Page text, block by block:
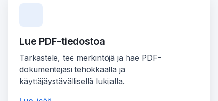
Lue PDF-tiedostoa
Tarkastele, tee merkintöjä ja hae PDF-
dokumentejasi tehokkaalla ja
käyttäjäystävällisellä lukijalla.